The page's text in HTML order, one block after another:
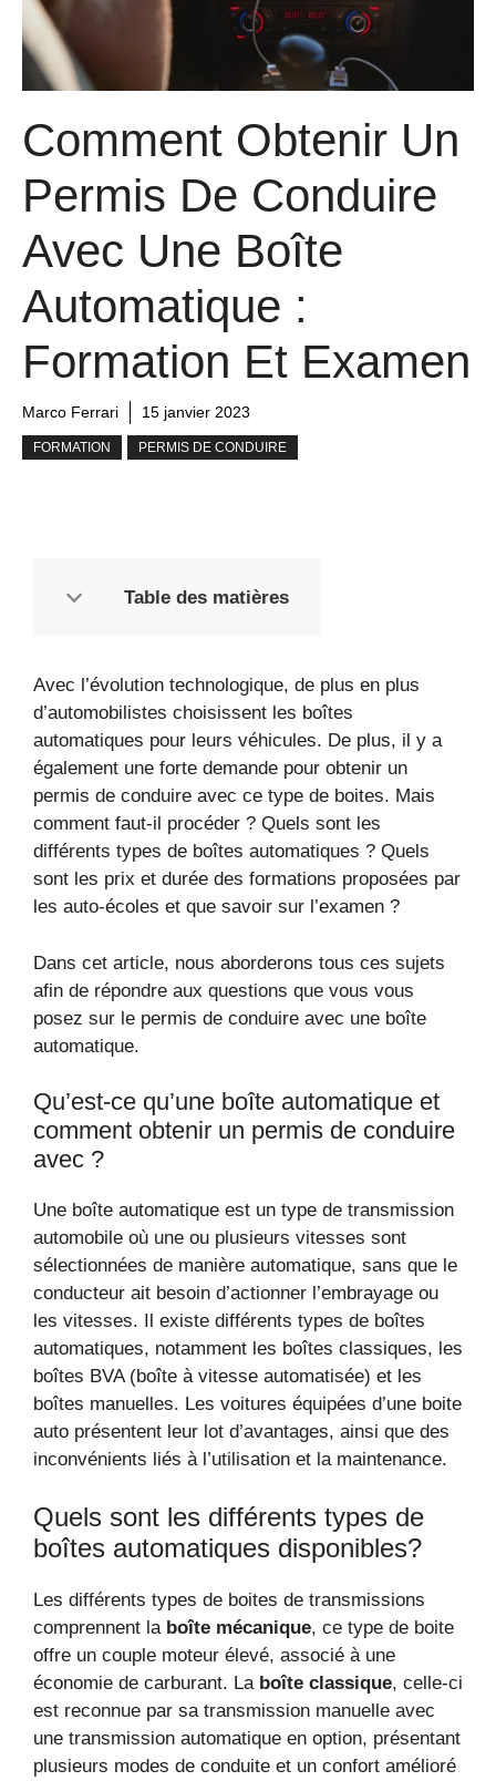
Comment Obtenir Un
Permis De Conduire
Avec Une Boîte
Automatique :
Formation Et Examen
Marco Ferrari 15 janvier 2023
FORMATION PERMIS DE CONDUIRE
Table des matières
Avec l’évolution technologique, de plus en plus
d’automobilistes choisissent les boîtes
automatiques pour leurs véhicules. De plus, il y a
également une forte demande pour obtenir un
permis de conduire avec ce type de boites. Mais
comment faut-il procéder ? Quels sont les
différents types de boîtes automatiques ? Quels
sont les prix et durée des formations proposées par
les auto-écoles et que savoir sur l’examen ?
Dans cet article, nous aborderons tous ces sujets
afin de répondre aux questions que vous vous
posez sur le permis de conduire avec une boîte
automatique.
Qu’est-ce qu’une boîte automatique et
comment obtenir un permis de conduire
avec ?
Une boîte automatique est un type de transmission
automobile où une ou plusieurs vitesses sont
sélectionnées de manière automatique, sans que le
conducteur ait besoin d’actionner l’embrayage ou
les vitesses. Il existe différents types de boîtes
automatiques, notamment les boîtes classiques, les
boîtes BVA (boîte à vitesse automatisée) et les
boîtes manuelles. Les voitures équipées d’une boite
auto présentent leur lot d’avantages, ainsi que des
inconvénients liés à l’utilisation et la maintenance.
Quels sont les différents types de
boîtes automatiques disponibles?
Les différents types de boites de transmissions
comprennent la boîte mécanique, ce type de boite
offre un couple moteur élevé, associé à une
économie de carburant. La boîte classique, celle-ci
est reconnue par sa transmission manuelle avec
une transmission automatique en option, présentant
plusieurs modes de conduite et un confort amélioré